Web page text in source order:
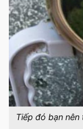
Tiếp đó bạn